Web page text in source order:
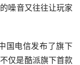
噪音又往往让玩家
电信发布了旗下
仅是酷派旗下首款